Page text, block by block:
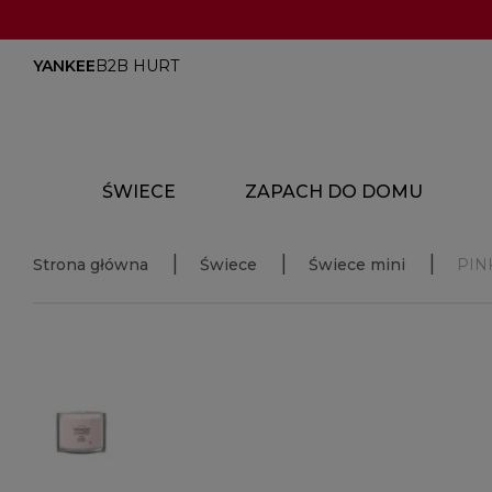
YANKEEB2B HURT
ŚWIECE ZAPACH DO DOMU
Strona główna Świece Świece mini